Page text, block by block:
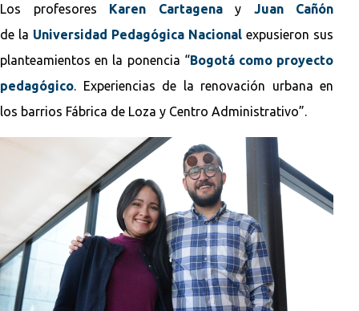
Los profesores Karen Cartagenay Juan Cañón
de la Universidad Pedagógica Nacional expusieron sus
planteamientos en la ponencia “Bogotá como proyecto
pedagógico. Experiencias de la renovación urbana en
los barrios Fábrica de Loza y Centro Administrativo”.